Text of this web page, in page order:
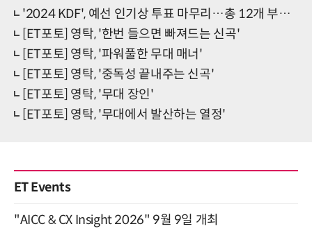
'2024 KDF', 예선 인기상 투표 마무리…총 12개 부문 본선 투표 진행
[ET포토] 영탁, '한번 들으면 빠져드는 신곡'
[ET포토] 영탁, '파워풀한 무대 매너'
[ET포토] 영탁, '중독성 끝내주는 신곡'
[ET포토] 영탁, '무대 장인'
[ET포토] 영탁, '무대에서 발산하는 열정'
ET Events
"AICC & CX Insight 2026" 9월 9일 개최